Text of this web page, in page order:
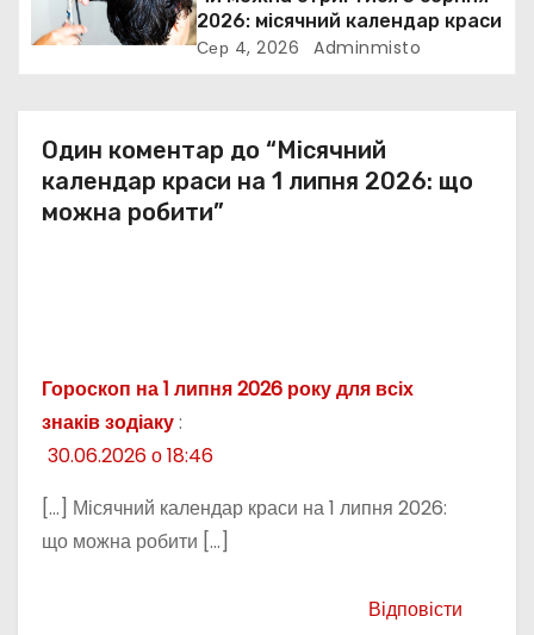
і
2026: місячний календар краси
Сер 4, 2026 Adminmisto
Один коментар до “Місячний
календар краси на 1 липня 2026: що
можна робити”
Гороскоп на 1 липня 2026 року для всіх
знаків зодіаку:
30.06.2026 о 18:46
[…] Місячний календар краси на 1 липня 2026:
що можна робити […]
Відповісти